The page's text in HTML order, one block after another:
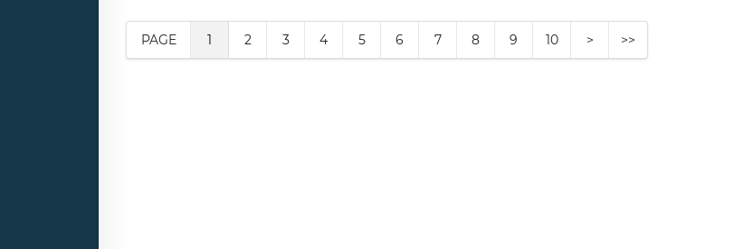
PAGE 1 2 3 4 5 6 7 8 9 10 > >>